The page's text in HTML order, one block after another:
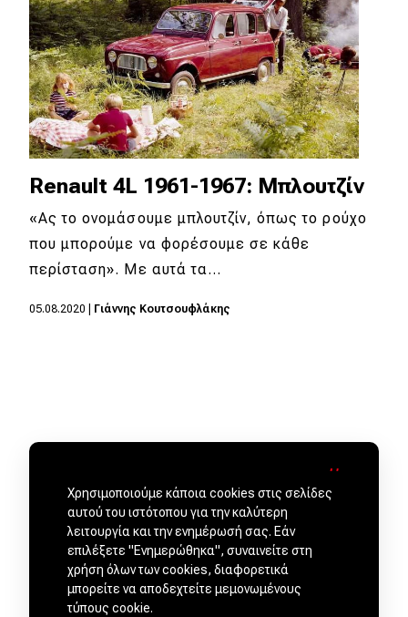
Renault 4L 1961-1967: Μπλουτζίν
«Ας το ονομάσουμε μπλουτζίν, όπως το ρούχο
που μπορούμε να φορέσουμε σε κάθε
περίσταση». Με αυτά τα…
05.08.2020 Γιάννης Κουτσουφλάκης
ΜΕΤΑΧΕΙΡΙΣΜΕΝΑ ΑΠΟ
ΕΜΠΙΣΤΟΥΣ ΕΜΠΟΡΟΥΣ by
Χρησιμοποιούμε κάποια cookies στις σελίδες
αυτού του ιστότοπου για την καλύτερη
λειτουργία και την ενημέρωσή σας. Εάν
επιλέξετε "Ενημερώθηκα", συναινείτε στη
χρήση όλων των cookies, διαφορετικά
μπορείτε να αποδεχτείτε μεμονωμένους
τύπους cookie.